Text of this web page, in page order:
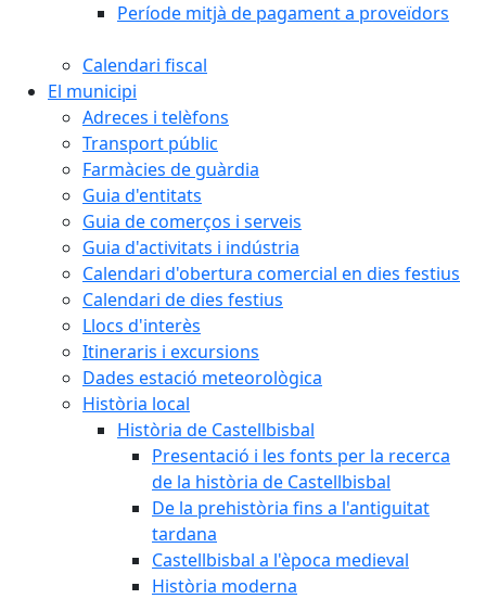
Període mitjà de pagament a proveïdors
Calendari fiscal
El municipi
Adreces i telèfons
Transport públic
Farmàcies de guàrdia
Guia d'entitats
Guia de comerços i serveis
Guia d'activitats i indústria
Calendari d'obertura comercial en dies festius
Calendari de dies festius
Llocs d'interès
Itineraris i excursions
Dades estació meteorològica
Història local
Història de Castellbisbal
Presentació i les fonts per la recerca
de la història de Castellbisbal
De la prehistòria fins a l'antiguitat
tardana
Castellbisbal a l'època medieval
Història moderna